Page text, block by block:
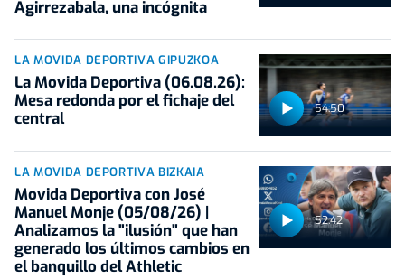
Agirrezabala, una incógnita
54:50
LA MOVIDA DEPORTIVA GIPUZKOA
La Movida Deportiva (06.08.26):
Mesa redonda por el fichaje del
central
52:42
LA MOVIDA DEPORTIVA BIZKAIA
Movida Deportiva con José
Manuel Monje (05/08/26) |
Analizamos la "ilusión" que han
generado los últimos cambios en
el banquillo del Athletic